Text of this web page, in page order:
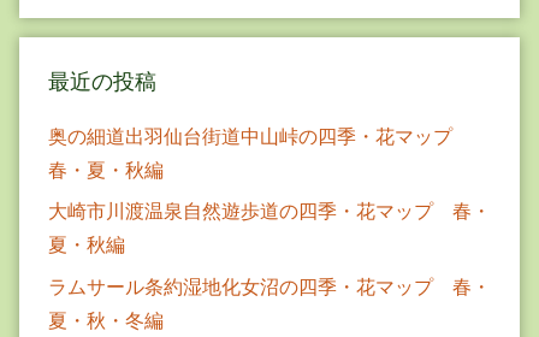
最近の投稿
奥の細道出羽仙台街道中山峠の四季・花マップ
春・夏・秋編
大崎市川渡温泉自然遊歩道の四季・花マップ 春・
夏・秋編
ラムサール条約湿地化女沼の四季・花マップ 春・
夏・秋・冬編